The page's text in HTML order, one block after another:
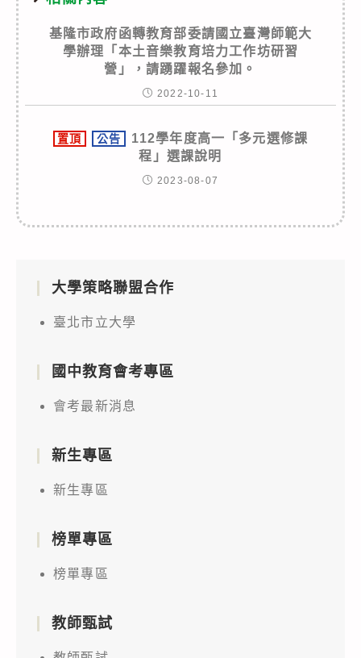
基隆市政府函轉教育部委請國立臺灣師範大
學辦理「本土音樂教育培力工作坊研習
營」，請踴躍報名參加。
2022-10-11
置頂 公告
112學年度高一「多元選修課
程」選課說明
2023-08-07
大學策略聯盟合作
臺北市立大學
國中教育會考專區
會考最新消息
新生專區
新生專區
榜單專區
榜單專區
教師甄試